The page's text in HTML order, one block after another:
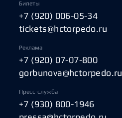
Билеты
+7 (920) 006-05-34
tickets@hctorpedo.ru
Реклама
+7 (920) 07-07-800
gorbunova@hctorpedo.ru
Пресс-служба
+7 (930) 800-1946